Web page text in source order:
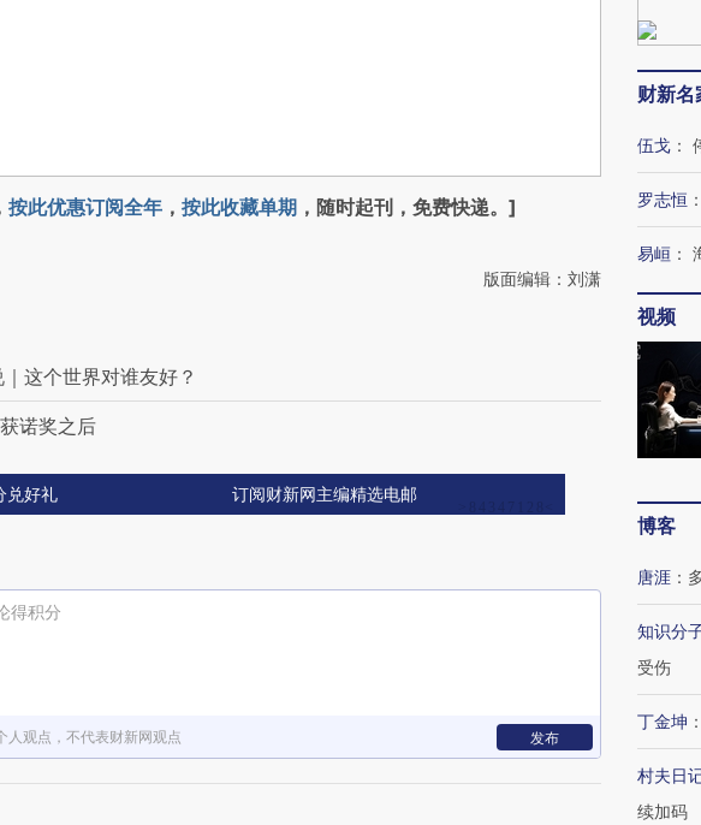
按此优惠订阅全年 ， 按此收藏单期 ，随时起刊，免费快递。]
版面编辑：刘潇
这个世界对谁友好？
诺奖之后
兑好礼 订阅财新网主编精选电邮
得积分
人观点，不代表财新网观点 发布
财新名
伍戈 ：
罗志恒 ：
易峘 ：
视频
博客
唐涯 ：
知识分
受伤
丁金坤 ：
村夫日
续加码